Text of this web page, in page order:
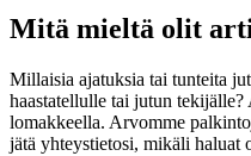
Mitä mieltä olit
Millaisia ajatuksia tai tunteita
haastatellulle tai jutun
lomakkeella. Arvomme
jätä yhteystietosi, mikäli haluat